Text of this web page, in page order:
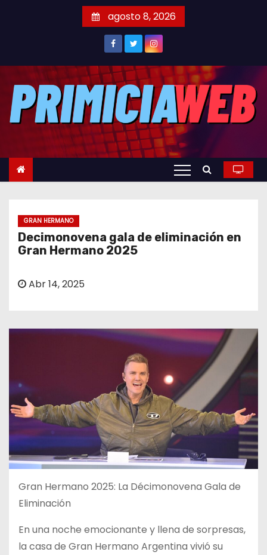
o
agosto 8, 2026
GRAN HERMANO
Decimonovena gala de eliminación en
Gran Hermano 2025
Abr 14, 2025
Gran Hermano 2025: La Décimonovena Gala de
Eliminación
En una noche emocionante y llena de sorpresas,
la casa de Gran Hermano Argentina vivió su